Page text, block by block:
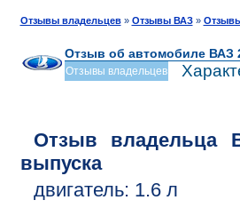
Отзывы владельцев» Отзывы ВАЗ»
Отзыв об автомобиле ВАЗ
Отзывы владельцев
Отзыв владельца
выпуска
двигатель: 1.6 л